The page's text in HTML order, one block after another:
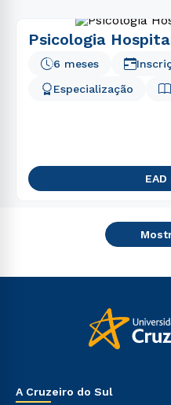
Psicologia
Especialização
6 meses
A Cruzeiro do Sul